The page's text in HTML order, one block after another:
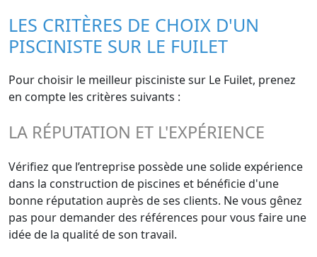
LES CRITÈRES DE CHOIX D'UN
PISCINISTE SUR LE FUILET
Pour choisir le meilleur pisciniste sur Le Fuilet, prenez
en compte les critères suivants :
LA RÉPUTATION ET L'EXPÉRIENCE
Vérifiez que l’entreprise possède une solide expérience
dans la construction de piscines et bénéficie d'une
bonne réputation auprès de ses clients. Ne vous gênez
pas pour demander des références pour vous faire une
idée de la qualité de son travail.